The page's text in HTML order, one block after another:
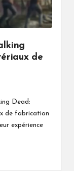
de
Dead:
de fabrication
expérience